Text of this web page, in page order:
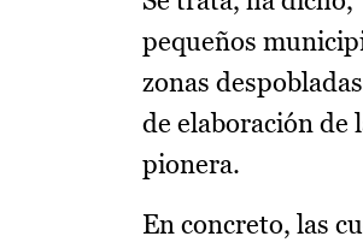
pequeños
zonas
de elaboración de
pionera.
En concreto, las